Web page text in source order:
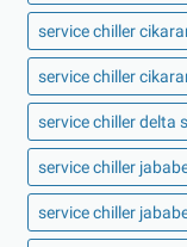
service chiller
service chiller
service chiller delta
service chiller
service chiller